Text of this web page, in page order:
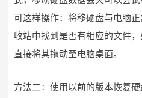
可这样操作：将移硬盘与电脑
收站中找到是否有相应的文件
直接将其拖动至电脑桌面。
方法二：使用以前的版本恢复